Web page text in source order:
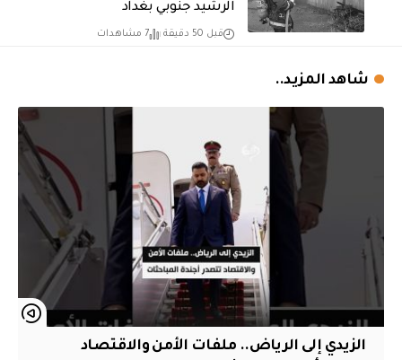
الرشيد جنوبي بغداد
قبل 50 دقيقة 7 مشاهدات
شاهد المزيد..
الزيدي إلى الرياض.. ملفات الأمن والاقتصاد